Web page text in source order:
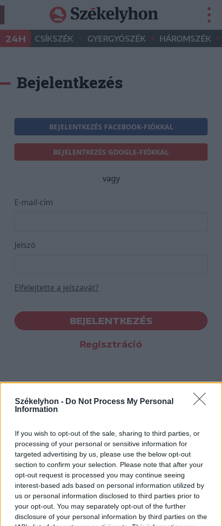
Székelyhon - Do Not Process My Personal
Information
If you wish to opt-out of the sale, sharing to third parties, or
processing of your personal or sensitive information for
targeted advertising by us, please use the below opt-out
section to confirm your selection. Please note that after your
opt-out request is processed you may continue seeing
interest-based ads based on personal information utilized by
us or personal information disclosed to third parties prior to
your opt-out. You may separately opt-out of the further
disclosure of your personal information by third parties on the
24H CSÍKSZÉK • GYERGYÓSZÉK • HÁROMSZÉK •
Bejelentkezés
BEJELENTKEZÉS FACEBOOK-FIÓKKAL
BEJELENTKEZÉS GOOGLE-FIÓKKAL
vagy
E-mail-cím
Jelszó
Elfelejtette a jelszavát?
BEJELENTKEZÉS
Regisztráció
Hasznos
Impresszum
Szerzői jogok
Adatvédelmi tájékoztató